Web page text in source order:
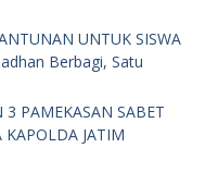
UNTUK SISWA
Berbagi, Satu
PAMEKASAN SABET
KAPOLDA JATIM